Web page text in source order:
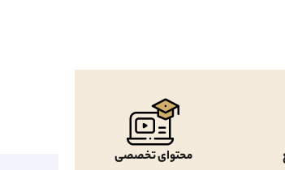
محتوای تخصصی